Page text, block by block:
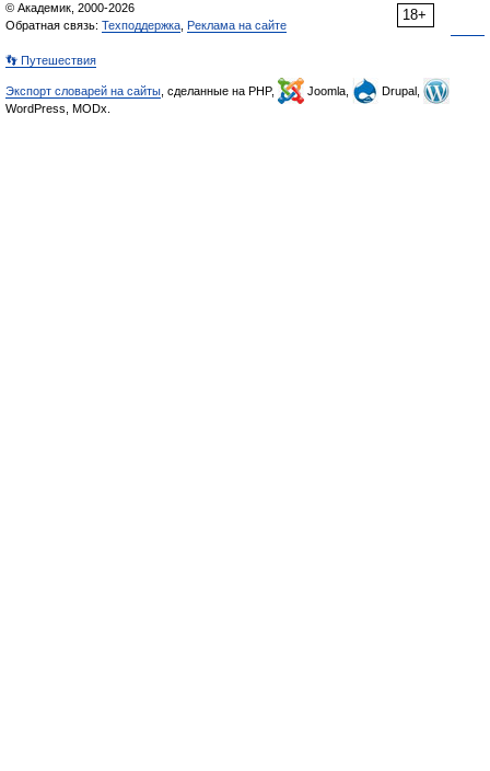
18+
© Академик, 2000-2026
Обратная связь: Техподдержка Реклама на сайте
👣 Путешествия
Экспорт словарей на сайты , сделанные на PHP, Joomla,
Drupal,
WordPress, MODx.